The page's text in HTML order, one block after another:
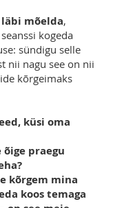
läbi mõelda,
kogeda
sündigu selle
nii nagu see on nii
kõrgeimaks
küsi oma
õige praegu
kõrgem mina
koos temaga